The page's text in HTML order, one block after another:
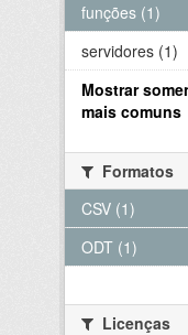
funções (1)
servidores (1)
Mostrar
mais comuns
Formatos
CSV (1)
ODT (1)
Licenças